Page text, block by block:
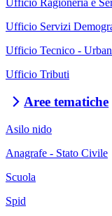
Ufficio Ragioneria e
Ufficio Servizi
Ufficio Tecnico -
Ufficio Tributi
Aree tematiche
Asilo nido
Anagrafe - Stato Civile
Scuola
Spid